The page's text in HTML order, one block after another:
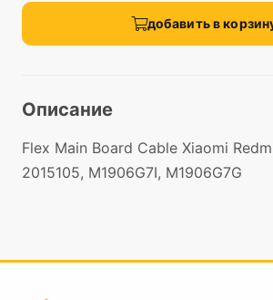
добавить в
Описание
Flex Main Board Cable Xiaomi
2015105, M1906G7I, M1906G7G